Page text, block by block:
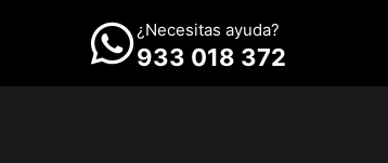
¿Necesitas ayuda?
933 018 372